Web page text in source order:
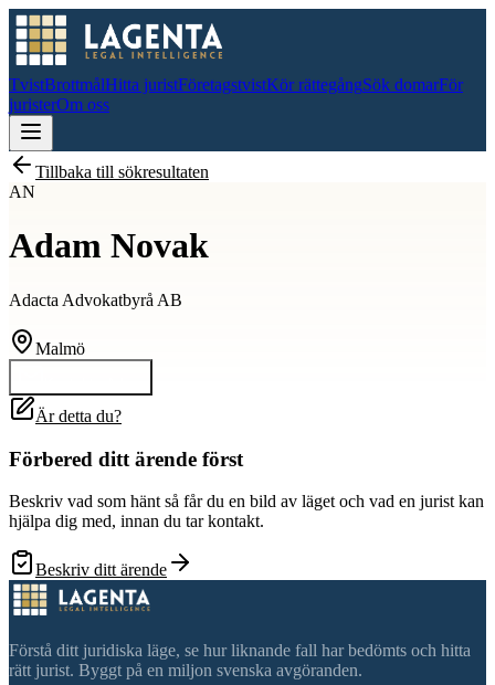
TvistBrottmålHitta juristFöretagstvistKör rättegångSök domarFör
juristerOm oss
Tillbaka till sökresultaten
AN
Adam Novak
Adacta Advokatbyrå AB
Malmö
Är detta du?
Förbered ditt ärende först
Beskriv vad som hänt så får du en bild av läget och vad en jurist kan
hjälpa dig med, innan du tar kontakt.
Beskriv ditt ärende
Förstå ditt juridiska läge, se hur liknande fall har bedömts och hitta
rätt jurist. Byggt på en miljon svenska avgöranden.